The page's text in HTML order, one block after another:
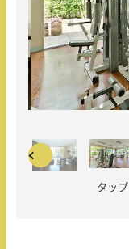
タッ